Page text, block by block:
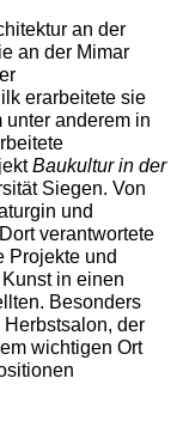
an der
an der Mimar
erarbeitete sie
unter anderem in
Baukultur in der
Siegen. Von
und
verantwortete
Projekte und
in einen
Besonders
der
wichtigen Ort